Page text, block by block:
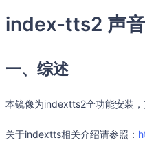
index-tts2 声
一、综述
本镜像为indextts2全功能安装
关于indextts相关介绍请参照：